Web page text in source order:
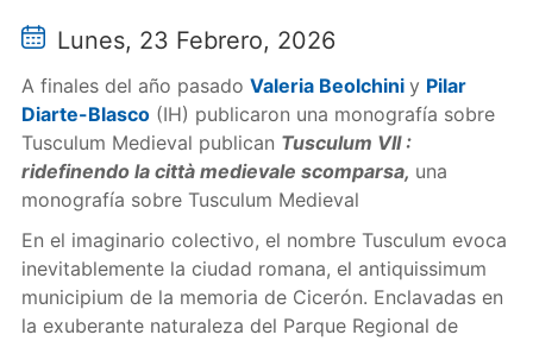
Lunes, 23 Febrero, 2026
A finales del año pasado Valeria Beolchini y Pilar
Diarte-Blasco(IH) publicaron una monografía sobre
Tusculum Medieval publican Tusculum VII :
ridefinendo la città medievale scomparsa, una
monografía sobre Tusculum Medieval
En el imaginario colectivo, el nombre Tusculum evoca
inevitablemente la ciudad romana, el antiquissimum
municipium de la memoria de Cicerón. Enclavadas en
la exuberante naturaleza del Parque Regional de